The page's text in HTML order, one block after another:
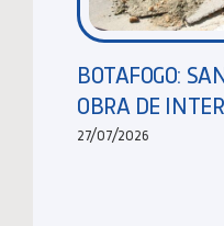
BOTAFOGO:
OBRA DE
27/07/2026